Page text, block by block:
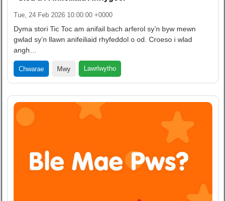
Tue, 24 Feb 2026 10:00:00 +0000
Dyma stori Tic Toc am anifail bach arferol sy’n byw mewn
gwlad sy’n llawn anifeiliaid rhyfeddol o od. Croeso i wlad
angh…
Chwarae Mwy Lawrlwytho